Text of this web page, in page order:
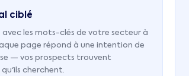
ciblé
les mots-clés de votre secteur à
page répond à une intention de
— vos prospects trouvent
cherchent.